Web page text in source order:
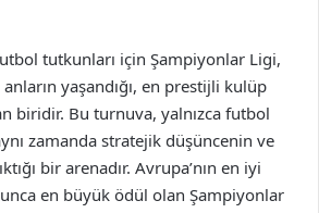
tutkunları için Şampiyonlar Ligi,
yaşandığı, en prestijli kulüp
biridir. Bu turnuva, yalnızca futbol
zamanda stratejik düşüncenin ve
bir arenadır. Avrupa’nın en iyi
en büyük ödül olan Şampiyonlar